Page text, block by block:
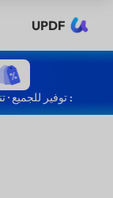
UPDF
: توفير للجميع ·